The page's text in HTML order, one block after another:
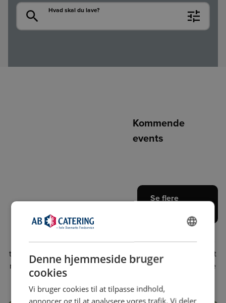
Søg Hvad skal du lave?
Kommende
events
Se flere
Vi organiserer i alt forskellige store fagmesser på tværs af
Danmark, hvor et væld af leverandører deltager. Messerne
tiltrækker tusindvis af besøgende, der ønsker at opleve det
nyeste inden for foodservice-branchen. Du kan også møde
os på øvrige relevante fagmesser.
Denne hjemmeside bruger
cookies
Vi bruger cookies til at tilpasse indhold,
annoncer og til at analysere vores trafik. Vi deler